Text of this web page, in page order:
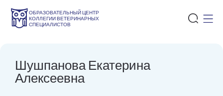
ОБРАЗОВАТЕЛЬНЫЙ ЦЕНТР
КОЛЛЕГИИ ВЕТЕРИНАРНЫХ
СПЕЦИАЛИСТОВ
Шушпанова Екатерина
Алексеевна